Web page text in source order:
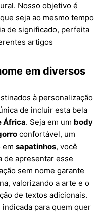
Nosso objetivo é
seja ao mesmo tempo
de significado, perfeita
artigos
em diversos
à personalização
de incluir esta bela
África. Seja em um body
confortável, um
em sapatinhos, você
de apresentar esse
sem nome garante
valorizando a arte e o
de textos adicionais.
para quem quer